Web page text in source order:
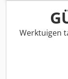
Werktuigen